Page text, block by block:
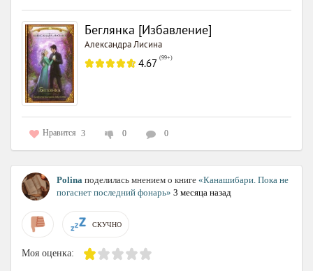
Беглянка [Избавление]
Александра Лисина
4.67 (99+)
Нравится 3 0 0
Polina поделилась мнением о книге «Канашибари. Пока не
погаснет последний фонарь» 3 месяца назад
СКУЧНО
Моя оценка: